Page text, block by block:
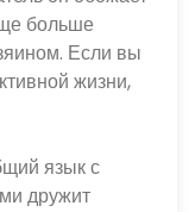
больше
Если вы
жизни,
язык с
дружит